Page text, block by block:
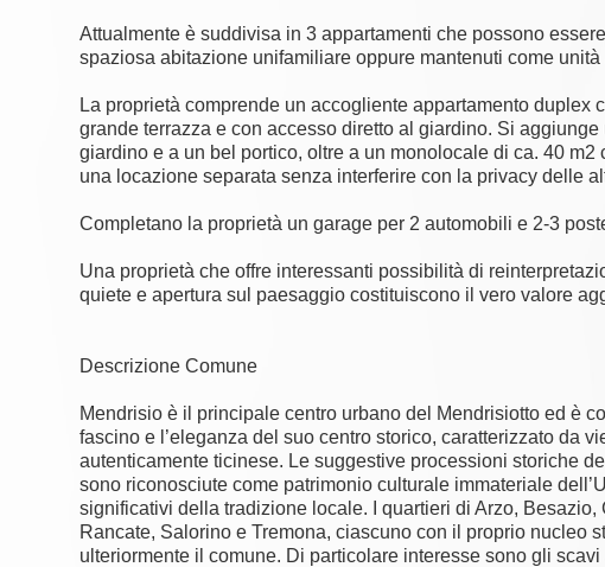
Attualmente è suddivisa in 3 appartamenti che possono
spaziosa abitazione unifamiliare oppure mantenuti come
La proprietà comprende un accogliente appartamento duplex
grande terrazza e con accesso diretto al giardino. Si
giardino e a un bel portico, oltre a un monolocale di ca. 40
una locazione separata senza interferire con la privacy delle
Completano la proprietà un garage per 2 automobili e 2-3
Una proprietà che offre interessanti possibilità di
quiete e apertura sul paesaggio costituiscono il vero valore
Descrizione Comune
Mendrisio è il principale centro urbano del Mendrisiotto ed è
fascino e l’eleganza del suo centro storico, caratterizzato da
autenticamente ticinese. Le suggestive processioni storiche
sono riconosciute come patrimonio culturale immateriale
significativi della tradizione locale. I quartieri di Arzo,
Rancate, Salorino e Tremona, ciascuno con il proprio nucleo
ulteriormente il comune. Di particolare interesse sono gli